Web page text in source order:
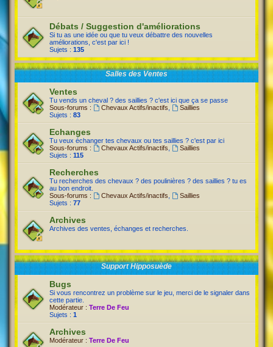
Débats / Suggestion d'améliorations
Si tu as une idée ou que tu veux débattre des nouvelles
améliorations, c'est par ici !
Sujets : 135
Salles des Ventes
Ventes
Tu vends un cheval ? des saillies ? c'est ici que ça se passe
Sous-forums :
Chevaux Actifs/inactifs
Saillies
Sujets : 83
Echanges
Tu veux échanger tes chevaux ou tes saillies ? c'est par ici
Sous-forums :
Chevaux Actifs/inactifs
Saillies
Sujets : 115
Recherches
Tu recherches des chevaux ? des poulinières ? des saillies ? tu es
au bon endroit.
Sous-forums :
Chevaux Actifs/inactifs
Saillies
Sujets : 77
Archives
Archives des ventes, échanges et recherches.
Support Hipposuède
Bugs
Si vous rencontrez un problème sur le jeu, merci de le signaler dans
cette partie.
Modérateur : Terre De Feu
Sujets : 1
Archives
Modérateur : Terre De Feu